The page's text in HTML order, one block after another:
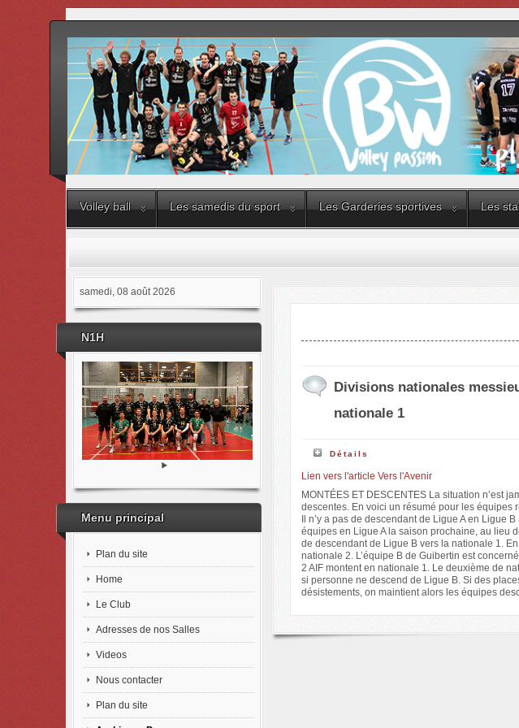
Volley ball Les samedis du sport Les Garderies sportives Les
samedi, 08 août 2026
N1H
Menu principal
Plan du site
Home
Le Club
Adresses de nos Salles
Videos
Nous contacter
Plan du site
Divisions nationales
nationale 1
Détails
Lien vers l'article Vers l'Avenir
MONTÉES ET DESCENTES La situation n’est
descentes. En voici un résumé pour les
Il n’y a pas de descendant de Ligue A en Ligue
équipes en Ligue A la saison prochaine, au lieu
de descendant de Ligue B vers la nationale 1.
nationale 2. L’équipe B de Guibertin est
2 AIF montent en nationale 1. Le deuxième de
si personne ne descend de Ligue B. Si des
désistements, on maintient alors les équipes